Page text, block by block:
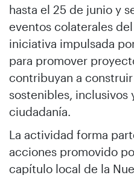
hasta el 25 de junio y
eventos colaterales del
iniciativa impulsada
para promover
contribuyan a
sostenibles, inclusivos
ciudadanía.
La actividad forma
acciones promovido
capítulo local de la